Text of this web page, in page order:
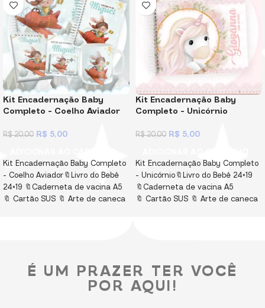
Kit Encadernação Baby
Completo – Coelho Aviador
R$20,00 R$ 5,00
Kit Encadernação Baby Completo
– Coelho Aviador🔖Livro do Bebê
24×19 🔖Caderneta de vacina A5
🔖 Cartão SUS 🔖 Arte de caneca
em PDF, não editável e
protegido por senha! Arquivos
Kit Encadernação Baby
Completo – Unicórnio
R$20,00 R$ 5,00
Kit Encadernação Baby Completo
– Unicórnio🔖Livro do Bebê 24×19
🔖Caderneta de vacina A5
🔖 Cartão SUS 🔖 Arte de caneca
em PDF, não editável e
protegido por senha! Arquivos
Digitais, para você imprimir,
É UM PRAZER TER VOCÊ
POR AQUI!